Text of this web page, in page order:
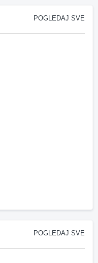
POGLEDAJ SVE
POGLEDAJ SVE